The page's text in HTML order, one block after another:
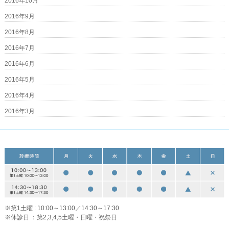
2016年9月
2016年8月
2016年7月
2016年6月
2016年5月
2016年4月
2016年3月
※第1土曜 : 10:00～13:00／14:30～17:30
※休診日 ：第2,3,4,5土曜・日曜・祝祭日